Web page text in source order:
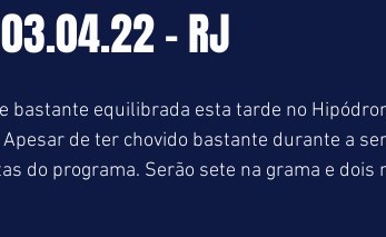
03.04.22 - RJ
bastante equilibrada esta tarde no
de ter chovido bastante durante a
do programa. Serão sete na grama e dois